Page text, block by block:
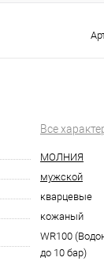
Все
МОЛНИЯ
мужской
кварцевые
кожаный
WR100
до 10 бар)